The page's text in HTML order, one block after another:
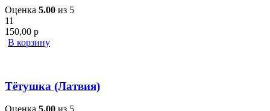
Оценка 5.00 из 5
11
150,00 р
В корзину
Тётушка (Латвия)